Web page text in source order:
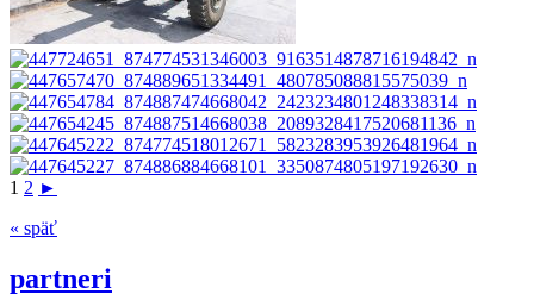
1 2 ►
« späť
partneri